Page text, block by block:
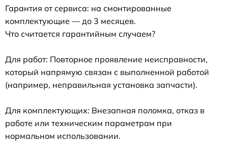
Гарантия от сервиса: на смонтированные
комплектующие — до 3 месяцев.
Что считается гарантийным случаем?
Для работ: Повторное проявление неисправности,
который напрямую связан с выполненной работой
(например, неправильная установка запчасти).
Для комплектующих: Внезапная поломка, отказ в
работе или техническим параметрам при
нормальном использовании.